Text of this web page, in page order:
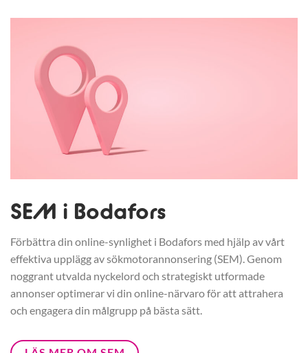
SEM i Bodafors
Förbättra din online-synlighet i Bodafors med hjälp av vårt
effektiva upplägg av sökmotorannonsering (SEM). Genom
noggrant utvalda nyckelord och strategiskt utformade
annonser optimerar vi din online-närvaro för att attrahera
och engagera din målgrupp på bästa sätt.